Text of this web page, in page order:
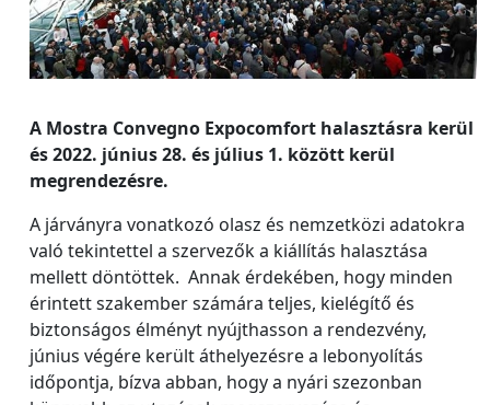
A Mostra Convegno Expocomfort halasztásra kerül
és 2022. június 28. és július 1. között kerül
megrendezésre.
A járványra vonatkozó olasz és nemzetközi adatokra
való tekintettel a szervezők a kiállítás halasztása
mellett döntöttek. Annak érdekében, hogy minden
érintett szakember számára teljes, kielégítő és
biztonságos élményt nyújthasson a rendezvény,
június végére került áthelyezésre a lebonyolítás
időpontja, bízva abban, hogy a nyári szezonban